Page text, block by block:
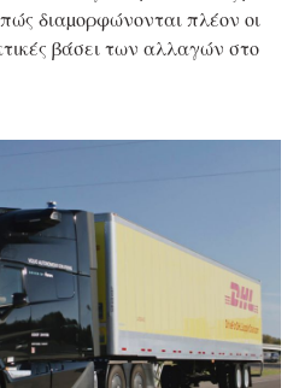
διαµορφώνονται πλέον οι
βάσει των αλλαγών στο